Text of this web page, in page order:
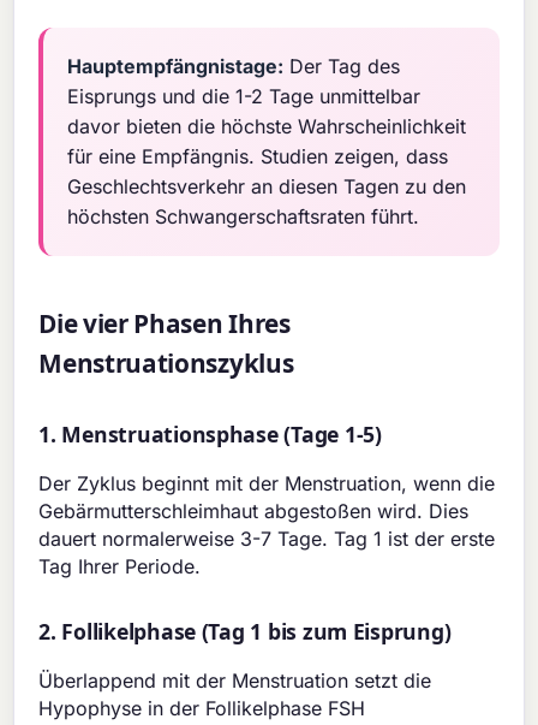
Hauptempfängnistage: Der Tag des
Eisprungs und die 1-2 Tage unmittelbar
davor bieten die höchste Wahrscheinlichkeit
für eine Empfängnis. Studien zeigen, dass
Geschlechtsverkehr an diesen Tagen zu den
höchsten Schwangerschaftsraten führt.
Die vier Phasen Ihres
Menstruationszyklus
1. Menstruationsphase (Tage 1-5)
Der Zyklus beginnt mit der Menstruation, wenn die
Gebärmutterschleimhaut abgestoßen wird. Dies
dauert normalerweise 3-7 Tage. Tag 1 ist der erste
Tag Ihrer Periode.
2. Follikelphase (Tag 1 bis zum Eisprung)
Überlappend mit der Menstruation setzt die
Hypophyse in der Follikelphase FSH